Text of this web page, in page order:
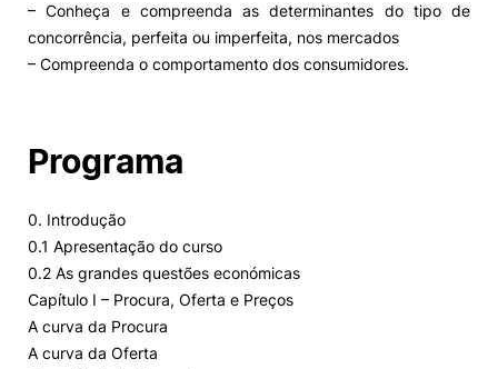
– Conheça e compreenda as determinantes do tipo de
concorrência, perfeita ou imperfeita, nos mercados
– Compreenda o comportamento dos consumidores.
Programa
0. Introdução
0.1 Apresentação do curso
0.2 As grandes questões económicas
Capítulo I – Procura, Oferta e Preços
A curva da Procura
A curva da Oferta